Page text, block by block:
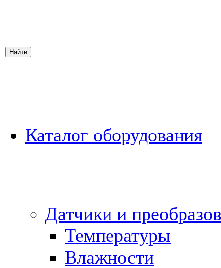
Каталог оборудования
Датчики и
Температуры
Влажности